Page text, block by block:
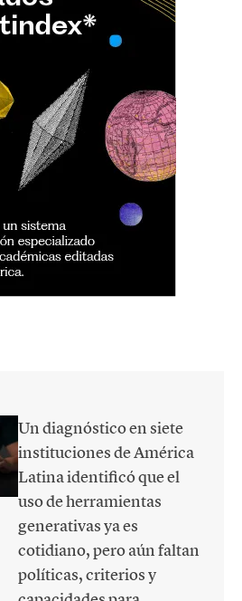
Un diagnóstico en siete
instituciones de América
Latina identificó que el
uso de herramientas
generativas ya es
cotidiano, pero aún faltan
políticas, criterios y